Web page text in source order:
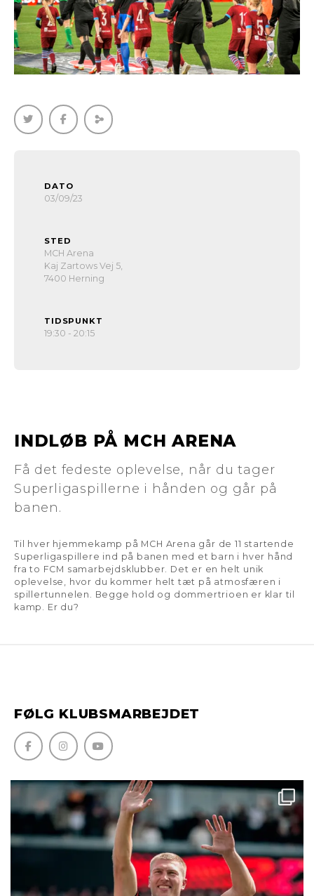
DATO
03/09/23
STED
MCH Arena
Kaj Zartows Vej 5,
7400 Herning
TIDSPUNKT
19:30 - 20:15
INDLØB PÅ MCH ARENA
Få det fedeste oplevelse, når du tager
Superligaspillerne i hånden og går på
banen.
Til hver hjemmekamp på MCH Arena går de 11 startende
Superligaspillere ind på banen med et barn i hver hånd
fra to FCM samarbejdsklubber. Det er en helt unik
oplevelse, hvor du kommer helt tæt på atmosfæren i
spillertunnelen. Begge hold og dommertrioen er klar til
kamp. Er du?
FØLG KLUBSMARBEJDET